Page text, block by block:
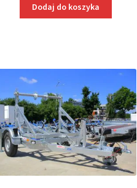
Dodaj do koszyka